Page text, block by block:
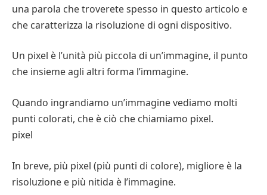
una parola che troverete spesso in questo articolo e
che caratterizza la risoluzione di ogni dispositivo.
Un pixel è l’unità più piccola di un’immagine, il punto
che insieme agli altri forma l’immagine.
Quando ingrandiamo un’immagine vediamo molti
punti colorati, che è ciò che chiamiamo pixel.
pixel
In breve, più pixel (più punti di colore), migliore è la
risoluzione e più nitida è l’immagine.